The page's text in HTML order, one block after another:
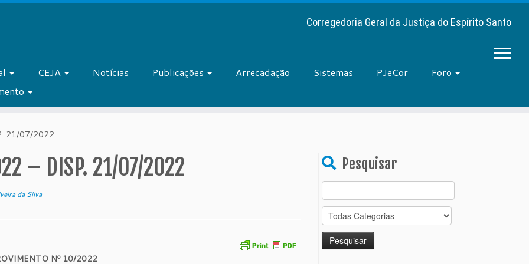
Corregedoria Geral da Justiça do Espírito Santo
CEJA Notícias Publicações Arrecadação Sistemas PJeCor
Foro
21/07/2022
– DISP. 21/07/2022
da Silva
Nº 10/2022
Pesquisar
for: